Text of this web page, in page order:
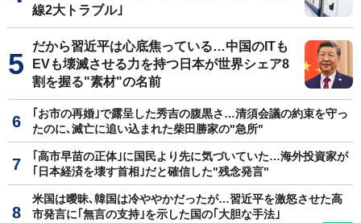
線2大トラブル｣
だから習近平は心底焦っている…中国のITも
EVも壊滅させる力を持つ日本が世界シェア8
割を握る"素材"の名前
｢お市の再婚｣で露呈した秀吉の腹黒さ…清須会議の約束を守っ
たのに､滅亡に追い込まれた柴田勝家の"急所"
｢高市早苗の正体｣に国民より先に気づいていた…海外投資家が
｢日本経済を壊す首相｣だと確信した"残念発言"
米国は曖昧､韓国は冷ややかだったが…習近平を激怒させた高
市発言に｢無言の支持｣を示した国の｢大胆な手法｣